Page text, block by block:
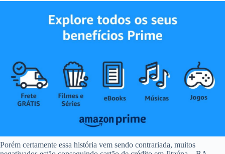
Porém certamente essa história vem sendo contrariada, muitos